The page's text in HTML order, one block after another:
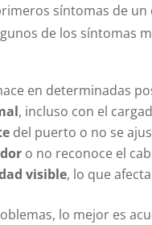
síntomas de
de los síntomas
en determinadas
, incluso con el
del puerto o no se
o no reconoce el
visible, lo que
lo mejor es